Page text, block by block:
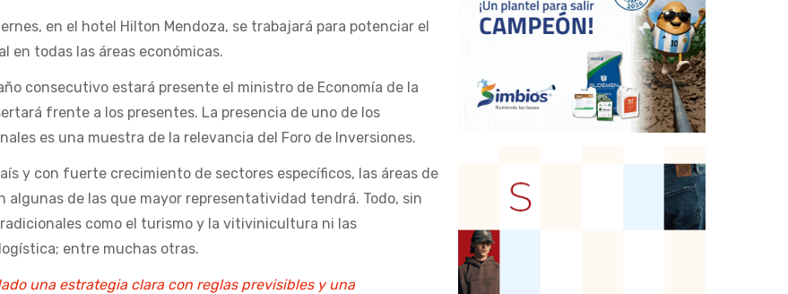
en el hotel Hilton Mendoza, se trabajará para potenciar el
en todas las áreas económicas.
consecutivo estará presente el ministro de Economía de la
frente a los presentes. La presencia de uno de los
es una muestra de la relevancia del Foro de Inversiones.
y con fuerte crecimiento de sectores específicos, las áreas de
algunas de las que mayor representatividad tendrá. Todo, sin
como el turismo y la vitivinicultura ni las
entre muchas otras.
una estrategia clara con reglas previsibles y una